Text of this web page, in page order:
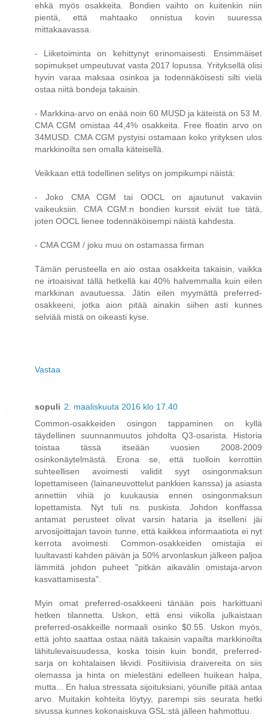
ehkä myös osakkeita. Bondien vaihto on kuitenkin niin
pientä, että mahtaako onnistua kovin suuressa
mittakaavassa.
- Liiketoiminta on kehittynyt erinomaisesti. Ensimmäiset
sopimukset umpeutuvat vasta 2017 lopussa. Yrityksellä olisi
hyvin varaa maksaa osinkoa ja todennäköisesti silti vielä
ostaa niitä bondeja takaisin.
- Markkina-arvo on enää noin 60 MUSD ja käteistä on 53 M.
CMA CGM omistaa 44,4% osakkeita. Free floatin arvo on
34MUSD. CMA CGM pystyisi ostamaan koko yrityksen ulos
markkinoilta sen omalla käteisellä.
Veikkaan että todellinen selitys on jompikumpi näistä:
- Joko CMA CGM tai OOCL on ajautunut vakaviin
vaikeuksiin. CMA CGM:n bondien kurssit eivät tue tätä,
joten OOCL lienee todennäköisempi näistä kahdesta.
- CMA CGM / joku muu on ostamassa firman
Tämän perusteella en aio ostaa osakkeita takaisin, vaikka
ne irtoaisivat tällä hetkellä kai 40% halvemmalla kuin eilen
markkinan avautuessa. Jätin eilen myymättä preferred-
osakkeeni, jotka aion pitää ainakin siihen asti kunnes
selviää mistä on oikeasti kyse.
Vastaa
sopuli 2. maaliskuuta 2016 klo 17.40
Common-osakkeiden osingon tappaminen on kyllä
täydellinen suunnanmuutos johdolta Q3-osarista. Historia
toistaa tässä itseään vuosien 2008-2009
osinkonäytelmästä. Erona se, että tuolloin kerrottiin
suhteellisen avoimesti validit syyt osingonmaksun
lopettamiseen (lainaneuvottelut pankkien kanssa) ja asiasta
annettiin vihiä jo kuukausia ennen osingonmaksun
lopettamista. Nyt tuli ns. puskista. Johdon konffassa
antamat perusteet olivat varsin hataria ja itselleni jäi
arvosijoittajan tavoin tunne, että kaikkea informaatiota ei nyt
kerrota avoimesti. Common-osakkeiden omistajia ei
luultavasti kahden päivän ja 50% arvonlaskun jälkeen paljoa
lämmitä johdon puheet "pitkän aikavälin omistaja-arvon
kasvattamisesta".
Myin omat preferred-osakkeeni tänään pois harkittuani
hetken tilannetta. Uskon, että ensi viikolla julkaistaan
preferred-osakkeille normaali osinko $0.55. Uskon myös,
että johto saattaa ostaa näitä takaisin vapailta markkinoilta
lähitulevaisuudessa, koska toisin kuin bondit, preferred-
sarja on kohtalaisen likvidi. Positiivisia draivereita on siis
olemassa ja hinta on mielestäni edelleen huikean halpa,
mutta... En halua stressata sijoituksiani, yöunille pitää antaa
arvo. Muitakin kohteita löytyy, parempi siis seurata hetki
sivussa kunnes kokonaiskuva GSL:stä jälleen hahmottuu.